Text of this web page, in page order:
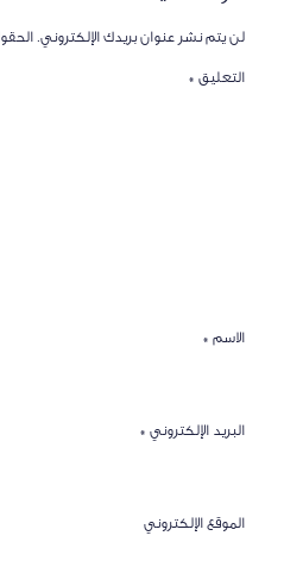
لن يتم نشر عنوان بريدك الإلكتروني.
التعليق *
الاسم *
البريد الإلكتروني *
الموقع الإلكتروني